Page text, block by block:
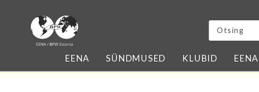
EENA SÜNDMUSED KLUBID